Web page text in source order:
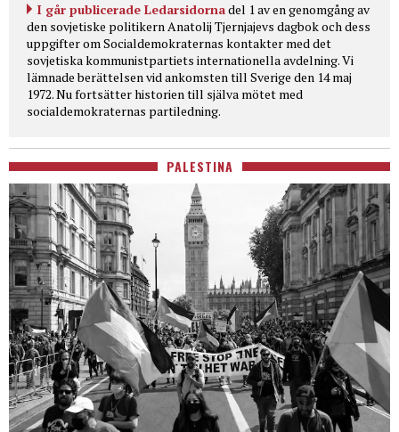
I går publicerade Ledarsidornadel 1 av en genomgång av
den sovjetiske politikern Anatolij Tjernjajevs dagbok och dess
uppgifter om Socialdemokraternas kontakter med det
sovjetiska kommunistpartiets internationella avdelning. Vi
lämnade berättelsen vid ankomsten till Sverige den 14 maj
1972. Nu fortsätter historien till själva mötet med
socialdemokraternas partiledning.
PALESTINA